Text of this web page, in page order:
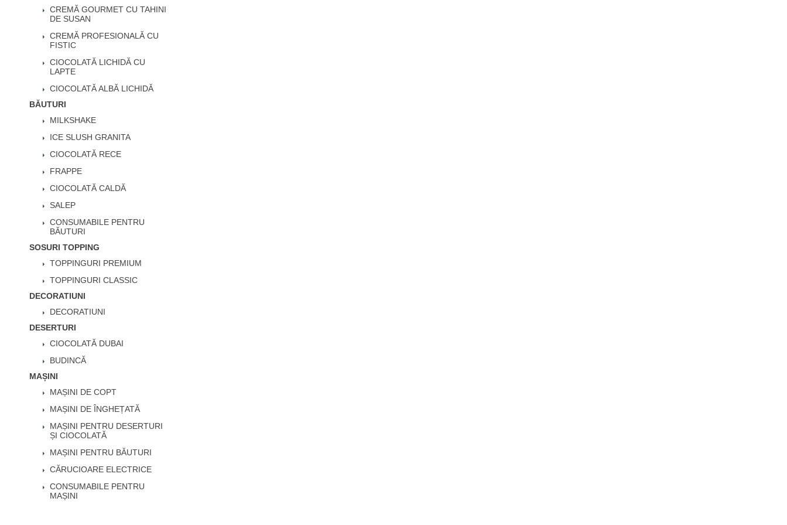
CREMĂ GOURMET CU TAHINI
DE SUSAN
CREMĂ PROFESIONALĂ CU
FISTIC
CIOCOLATĂ LICHIDĂ CU
LAPTE
CIOCOLATĂ ALBĂ LICHIDĂ
BĂUTURI
MILKSHAKE
ICE SLUSH GRANITA
CIOCOLATĂ RECE
FRAPPE
CIOCOLATĂ CALDĂ
SALEP
CONSUMABILE PENTRU
BĂUTURI
SOSURI TOPPING
TOPPINGURI PREMIUM
TOPPINGURI CLASSIC
DECORATIUNI
DECORATIUNI
DESERTURI
CIOCOLATĂ DUBAI
BUDINCĂ
MAȘINI
MAȘINI DE COPT
MAȘINI DE ÎNGHEȚATĂ
MAȘINI PENTRU DESERTURI
ȘI CIOCOLATĂ
MAȘINI PENTRU BĂUTURI
CĂRUCIOARE ELECTRICE
CONSUMABILE PENTRU
MAȘINI